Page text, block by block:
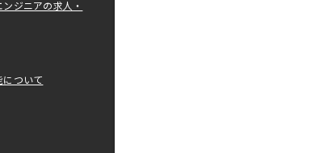
ジニアの求人・
について